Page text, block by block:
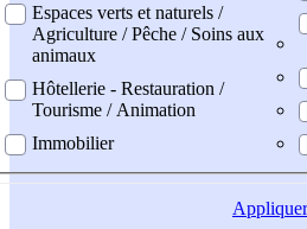
Espaces verts et naturels /
Agriculture / Pêche / Soins aux
animaux
Hôtellerie - Restauration /
Tourisme / Animation
Immobilier
Appliquer